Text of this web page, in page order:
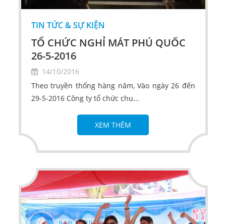
TIN TỨC & SỰ KIỆN
TỔ CHỨC NGHỈ MÁT PHÚ QUỐC
26-5-2016
14/10/2016
Theo truyền thống hàng năm, Vào ngày 26 đến
29-5-2016 Công ty tổ chức chu...
XEM THÊM